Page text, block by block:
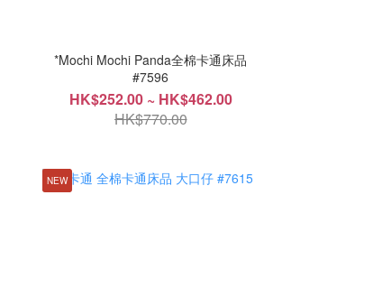
*Mochi Mochi Panda全棉卡通床品
#7596
HK$252.00 ~ HK$462.00
HK$770.00
NEW